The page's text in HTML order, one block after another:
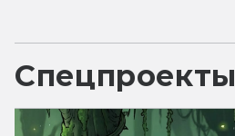
Спецпроекты